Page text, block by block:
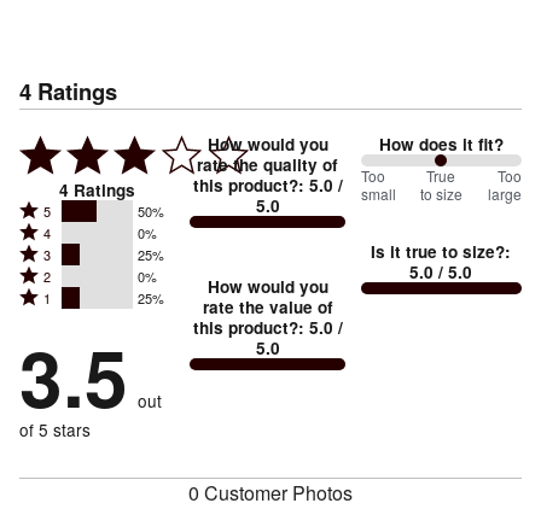
4 Ratings
4 Ratings
Rated
5
stars
by
of
reviewers
5 50%
Rated
4
stars
by
of
reviewers
4 0%
Rated
3
stars
25%
of
reviewers
3 25%
Rated
2
by
0%
of
reviewers
2 0%
Rated
stars
by
25%
of
1 25%
3.5 out
of 5 stars
How would you
rate the quality of
this product?: 5.0 /
5.0
How would you
rate the value of
this product?: 5.0 /
5.0
How does it fit?
100
between
small
and
Too
small
True
to size
Too
large
Is it true to size?:
5.0 / 5.0
0 Customer Photos